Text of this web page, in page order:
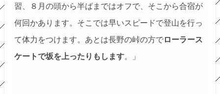
習、８月の頭から半ばまではオフで、そこから合宿が
何回かあります。そこでは早いスピードで登山を行っ
て体力をつけます。あとは長野の峠の方でローラース
ケートで坂を上ったりもします。」